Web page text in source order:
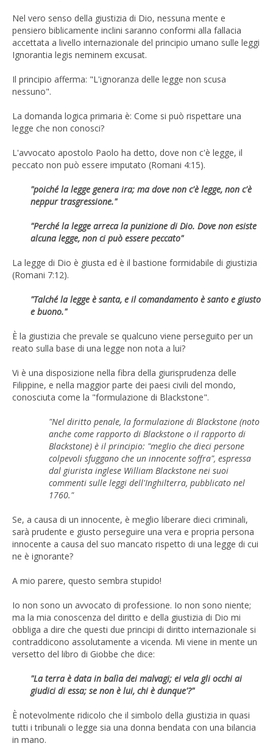
Nel vero senso della giustizia di Dio, nessuna mente e
pensiero biblicamente inclini saranno conformi alla fallacia
accettata a livello internazionale del principio umano sulle leggi
Ignorantia legis neminem excusat.
Il principio afferma: "L'ignoranza delle legge non scusa
nessuno".
La domanda logica primaria è: Come si può rispettare una
legge che non conosci?
L'avvocato apostolo Paolo ha detto, dove non c'è legge, il
peccato non può essere imputato (Romani 4:15).
"poiché la legge genera ira; ma dove non c'è legge, non c'è
neppur trasgressione."
"Perché la legge arreca la punizione di Dio. Dove non esiste
alcuna legge, non ci può essere peccato"
La legge di Dio è giusta ed è il bastione formidabile di giustizia
(Romani 7:12).
"Talché la legge è santa, e il comandamento è santo e giusto
e buono."
È la giustizia che prevale se qualcuno viene perseguito per un
reato sulla base di una legge non nota a lui?
Vi è una disposizione nella fibra della giurisprudenza delle
Filippine, e nella maggior parte dei paesi civili del mondo,
conosciuta come la "formulazione di Blackstone".
"Nel diritto penale, la formulazione di Blackstone (noto
anche come rapporto di Blackstone o il rapporto di
Blackstone) è il principio: "meglio che dieci persone
colpevoli sfuggano che un innocente soffra", espressa
dal giurista inglese William Blackstone nei suoi
commenti sulle leggi dell'Inghilterra, pubblicato nel
1760."
Se, a causa di un innocente, è meglio liberare dieci criminali,
sarà prudente e giusto perseguire una vera e propria persona
innocente a causa del suo mancato rispetto di una legge di cui
ne è ignorante?
A mio parere, questo sembra stupido!
Io non sono un avvocato di professione. Io non sono niente;
ma la mia conoscenza del diritto e della giustizia di Dio mi
obbliga a dire che questi due principi di diritto internazionale si
contraddicono assolutamente a vicenda. Mi viene in mente un
versetto del libro di Giobbe che dice:
"La terra è data in balìa dei malvagi; ei vela gli occhi ai
giudici di essa; se non è lui, chi è dunque'?"
È notevolmente ridicolo che il simbolo della giustizia in quasi
tutti i tribunali o legge sia una donna bendata con una bilancia
in mano.